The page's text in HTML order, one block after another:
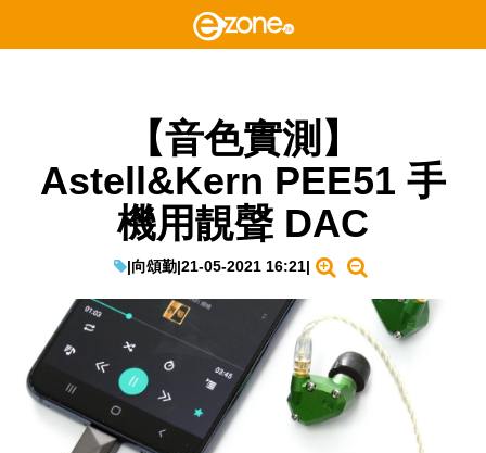
【音色實測】
Astell&Kern PEE51 手
機用靚聲 DAC
|向頌勤|21-05-2021 16:21|